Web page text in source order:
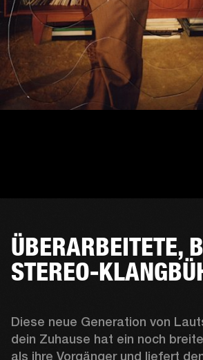
ÜBERARBEITETE,
STEREO-
Diese neue Generation von
dein Zuhause hat ein noch